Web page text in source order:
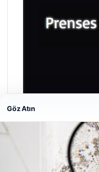
Prenses Night Club
Göz Atın